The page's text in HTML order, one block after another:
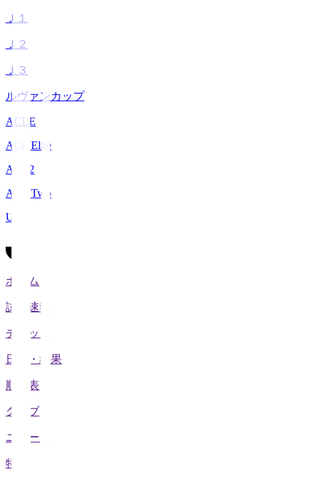
Ｊ１
Ｊ２
Ｊ３
ルヴァンカップ
ACLE
ACL Elite
ACL2
ACL Two
U-21
ホーム
試合速報
チケット
日程・結果
順位表
クラブ
ニュース
特集